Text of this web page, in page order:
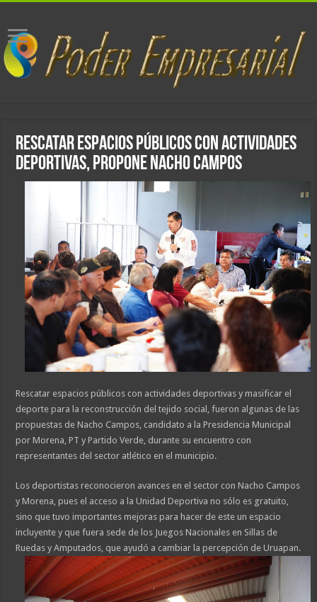
Rescatar espacios públicos con actividades
deportivas, propone Nacho Campos
Rescatar espacios públicos con actividades deportivas y masificar el
deporte para la reconstrucción del tejido social, fueron algunas de las
propuestas de Nacho Campos, candidato a la Presidencia Municipal
por Morena, PT y Partido Verde, durante su encuentro con
representantes del sector atlético en el municipio.
Los deportistas reconocieron avances en el sector con Nacho Campos
y Morena, pues el acceso a la Unidad Deportiva no sólo es gratuito,
sino que tuvo importantes mejoras para hacer de este un espacio
incluyente y que fuera sede de los Juegos Nacionales en Sillas de
Ruedas y Amputados, que ayudó a cambiar la percepción de Uruapan.